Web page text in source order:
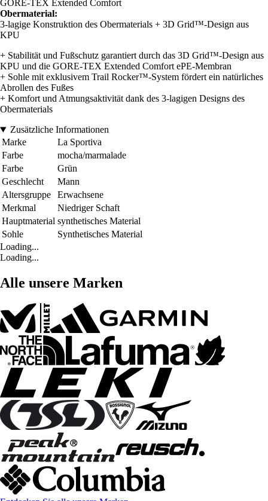
GORE-TEX Extended Comfort
Obermaterial:
3-lagige Konstruktion des Obermaterials + 3D Grid™-Design aus
KPU
+ Stabilität und Fußschutz garantiert durch das 3D Grid™-Design aus
KPU und die GORE-TEX Extended Comfort ePE-Membran
+ Sohle mit exklusivem Trail Rocker™-System fördert ein natürliches
Abrollen des Fußes
+ Komfort und Atmungsaktivität dank des 3-lagigen Designs des
Obermaterials
Zusätzliche Informationen
Marke
La Sportiva
Farbe
mocha/marmalade
Farbe
Grün
Geschlecht
Mann
Altersgruppe
Erwachsene
Merkmal
Niedriger Schaft
Hauptmaterial synthetisches Material
Sohle
Synthetisches Material
Loading...
Loading...
Alle unsere Marken